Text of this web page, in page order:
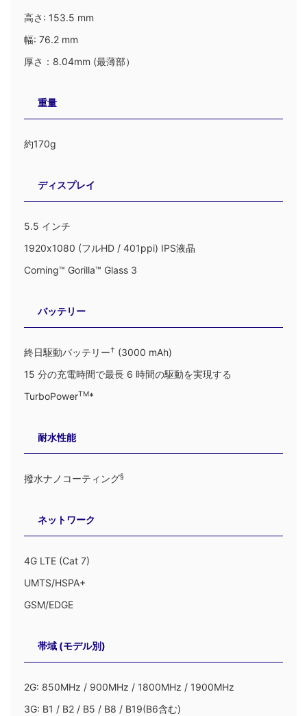
高さ: 153.5 mm
幅: 76.2 mm
厚さ：8.04mm (最薄部）
重量
約170g
ディスプレイ
5.5 インチ
1920x1080 (フルHD / 401ppi) IPS液晶
Corning™ Gorilla™ Glass 3
バッテリー
終日駆動バッテリー† (3000 mAh)
15 分の充電時間で最長 6 時間の駆動を実現する
TurboPowerTM*
耐水性能
撥水ナノコーティング§
ネットワーク
4G LTE (Cat 7)
UMTS/HSPA+
GSM/EDGE
帯域 (モデル別)
2G: 850MHz / 900MHz / 1800MHz / 1900MHz
3G: B1 / B2 / B5 / B8 / B19(B6含む)